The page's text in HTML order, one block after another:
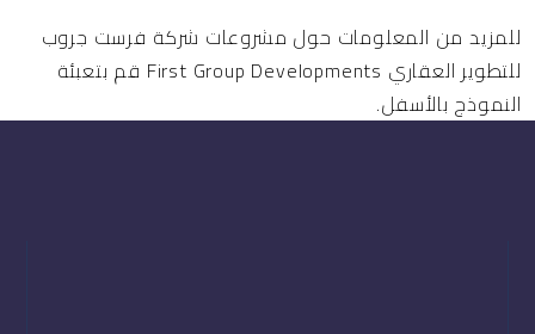
للمزيد من المعلومات حول مشروعات شركة فرست جروب
للتطوير العقاري First Group Developments قم بتعبئة
النموذج بالأسفل.